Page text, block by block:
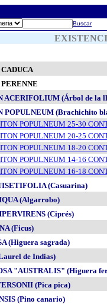
Buscar
ACERIFOLIUM (Árbol de la
POPULNEUM (Brachichito
POPULNEUM 25-30
POPULNEUM 20-25
POPULNEUM 18-20
POPULNEUM 14-16
POPULNEUM 16-18
(Casuarina)
(Algarrobo)
(Ciprés)
(Ficus)
(Higuera sagrada)
de Indias)
"AUSTRALIS" (Higuera
(Pica pica)
(Pino canario)